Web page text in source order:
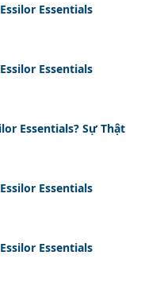
Essentials
Essentials
Essentials? Sự Thật
Essentials
Essentials